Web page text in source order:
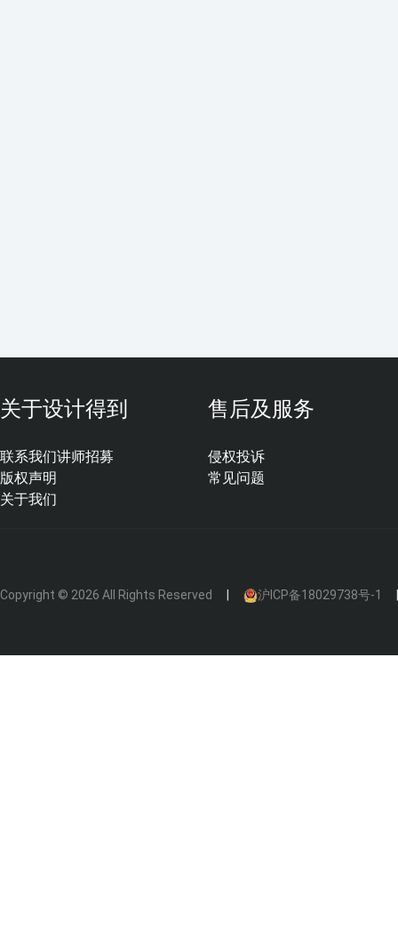
关于设计得到
联系我们
版权声明
关于我们
讲师招募
售后及服务
侵权投诉
常见问题
Copyright © 2026 All Rights Reserved 沪ICP备18029738号-1